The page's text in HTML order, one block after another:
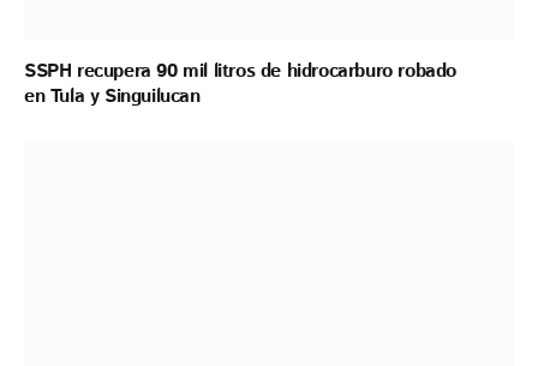
SSPH recupera 90 mil litros de hidrocarburo robado
en Tula y Singuilucan